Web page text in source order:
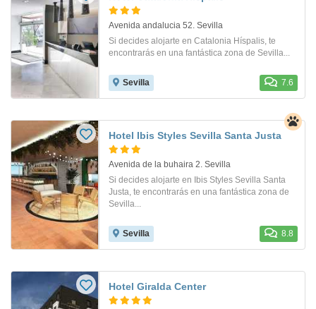
Avenida andalucia 52. Sevilla
Si decides alojarte en Catalonia Híspalis, te
encontrarás en una fantástica zona de Sevilla...
Sevilla 7.6
Hotel Ibis Styles Sevilla Santa Justa
Avenida de la buhaira 2. Sevilla
Si decides alojarte en Ibis Styles Sevilla Santa
Justa, te encontrarás en una fantástica zona de
Sevilla...
Sevilla 8.8
Hotel Giralda Center